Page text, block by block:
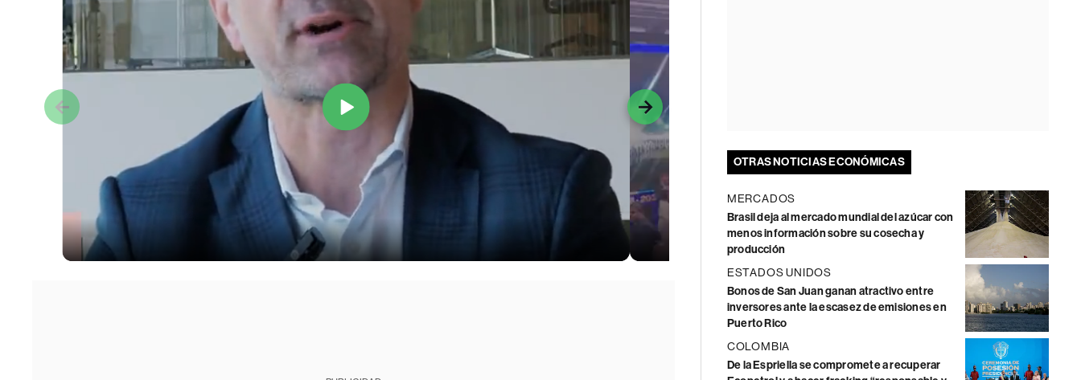
OTRAS NOTICIAS ECONÓMICAS
MERCADOS
Brasil deja al mercado mundial del azúcar con
menos información sobre su cosecha y
producción
ESTADOS UNIDOS
Bonos de San Juan ganan atractivo entre
inversores ante la escasez de emisiones en
Puerto Rico
COLOMBIA
De la Espriella se compromete a recuperar